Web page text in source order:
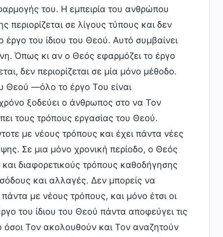
του. Η εμπειρία του ανθρώπου
περιορίζεται σε λίγους τύπους και δεν
του ίδιου του Θεού. Αυτό συμβαίνει
Όπως κι αν ο Θεός εφαρμόζει το έργο
δεν περιορίζεται σε μία μόνο μέθοδο.
Θεού —όλο το έργο Του είναι
ξοδεύει ο άνθρωπος στο να Τον
τους τρόπους εργασίας του Θεού.
με νέους τρόπους και έχει πάντα νέες
Σε μια μόνο χρονική περίοδο, ο Θεός
διαφορετικούς τρόπους καθοδήγησης
και αλλαγές. Δεν μπορείς να
με νέους τρόπους, και μόνο έτσι οι
του ίδιου του Θεού πάντα αποφεύγει τις
όσοι Τον ακολουθούν και Τον αναζητούν